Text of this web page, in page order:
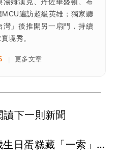
遍訪超級英雄；獨家聽
灣」後推開另一扇門，持續
境秀。
| 更多文章
讀下一則新聞
梅根麻將魂上桌！45歲生日蛋糕藏「一索」巧思